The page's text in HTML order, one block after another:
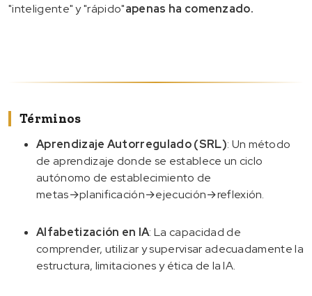
"inteligente" y "rápido"apenas ha comenzado.
Términos
Aprendizaje Autorregulado (SRL): Un método
de aprendizaje donde se establece un ciclo
autónomo de establecimiento de
metas→planificación→ejecución→reflexión.
Alfabetización en IA: La capacidad de
comprender, utilizar y supervisar adecuadamente la
estructura, limitaciones y ética de la IA.